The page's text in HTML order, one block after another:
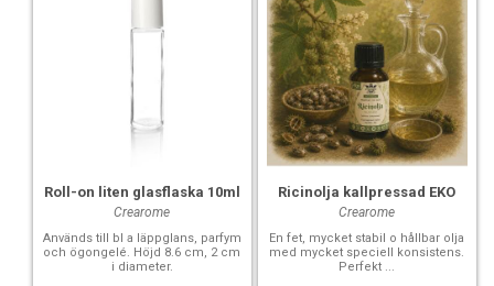
Essential oil Anis: An oil of licorice aroma that liven up the
Can be used in food. Use with caution, take into account the
Scientific name: Pimpinella anisum
Plant part: Seed
Country of origin: China
Roll-on liten glasflaska 10ml
Crearome
Används till bl a läppglans, parfym
och ögongelé. Höjd 8.6 cm, 2 cm
i diameter.
Ricinolja kallpressad EKO
Crearome
En fet, mycket stabil o hållbar olja
med mycket speciell konsistens.
Perfekt ...